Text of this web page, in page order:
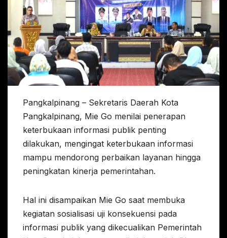
Pangkalpinang – Sekretaris Daerah Kota
Pangkalpinang, Mie Go menilai penerapan
keterbukaan informasi publik penting
dilakukan, mengingat keterbukaan informasi
mampu mendorong perbaikan layanan hingga
peningkatan kinerja pemerintahan.
Hal ini disampaikan Mie Go saat membuka
kegiatan sosialisasi uji konsekuensi pada
informasi publik yang dikecualikan Pemerintah